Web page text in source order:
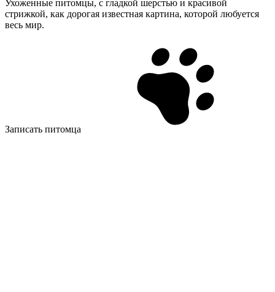
Ухоженные питомцы, с гладкой шерстью и красивой
стрижкой, как дорогая известная картина, которой любуется
весь мир.
Записать питомца